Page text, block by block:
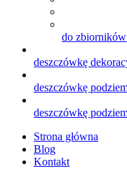
do
deszczówkę
deszczówkę
deszczówkę
Strona główna
Blog
Kontakt